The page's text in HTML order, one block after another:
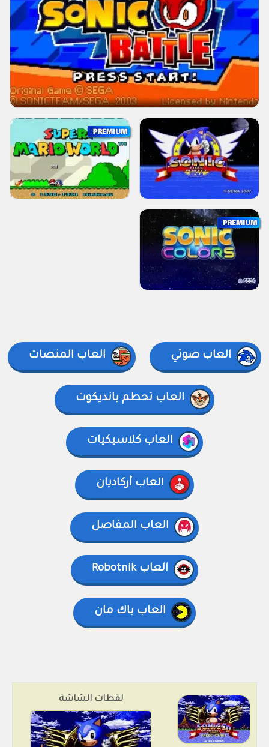
العاب صوتي العاب المنصات
العاب تحطم بانديكوت
العاب كلاسيكيات
العاب أركاديان
العاب المفاصل
العاب Robotnik
العاب باك مان
لقطات الشاشة